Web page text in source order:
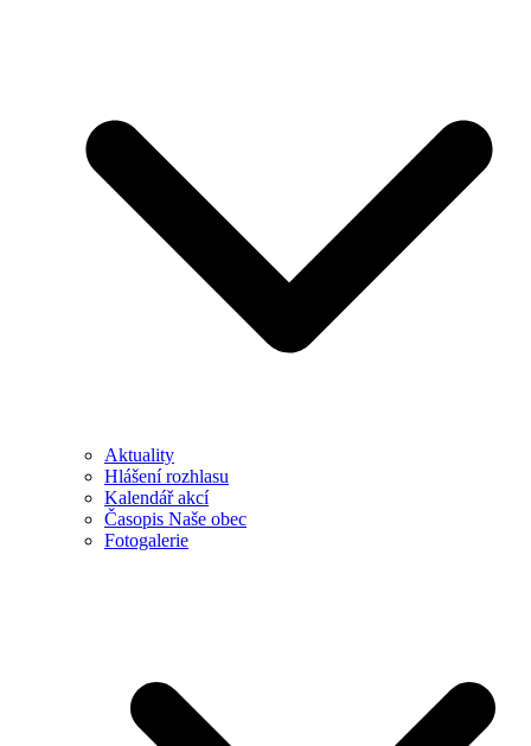
Aktuality
Hlášení rozhlasu
Kalendář akcí
Časopis Naše obec
Fotogalerie